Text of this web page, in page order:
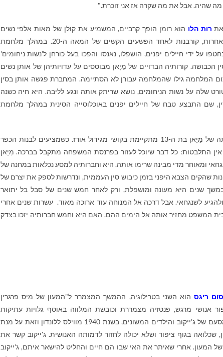
מה שהיה. אבל את מה שקרה אז אני זוכרת."
רות הלו הוא רומן הופך קרביים, המשמיע את קולן של מאות אלפי נשים
סיניות, טיוואניות ואחרות, קורבנות לאחד הפשעים הקשים של המאה ה-20. במהלך מלחמת
על ידי חיילים יפנים, הושפלו, נאנסו והפכו בעל כורחן ל'נשות ניחומים'
הכבושה. קורותיה הבדויים של מֵיָאן מבוססים על עדויותיהן של אותן נשים
המלחמה גילו שהמלחמה עבורן לא הסתיימה. המחברת פגשה אותן בסין
שלה על נשות הניחומים, נושא שריתק אותה ונגע לליבה. היא חיה כשנה
שם התבצע טבח של חיילים יפנים באוכלוסייה הסינית במהלך מלחמת
סין, 1938. משפחתה של מֵיָאן בת ה-13 מתקיימת בקושי מגידול אורז. כשמציעים לבנות הכפר
אין התלבטות: כל דבר שיוכל לעזור בפרנסת המשפחה מתקבל בברכה. מֵיָאן
ומאוחר מדי מבינה שרימו אותה. היא וחברותיה למסע נכלאות במחנה של
שהקים הצבא היפני בזמן כיבוש סין העממית, ונדרשות לספק את יִצרם של
במשך שנים היא מעונה ומושפלת, ורק לאחר חמש שנים של סבל בל יתואר
לשנגחאי. אבל דרכה אל המנוחה עוד ארוכה מאוד. עשרות שנים אחרי
המשפט מחזיר אותה אל הימים ההם. האם היא וחמש חברותיה יזכו בצדק
ריגסהוא השני בטרילוגיה, ההמשך המצמרר ל"המעון של מיס פרגרין
אנושי מרגש, פנטזיה מצמררת וכובשת המלווה באוסף גלויות עתיקות
נפלאות. מביא את מסעם של ג'ייקוב והילדים המשונים, בשנת 1940 מווילס ללונדון וזאת על מנת
שכלואה בגוף ציפור ושלא יכולה לחזור לדמותה האנושית. ג'ייקוב קשר את
של המעון. אחרי שאיתר את האי שבו הם חיים והחליט להישאר איתם, ג'ייקוב